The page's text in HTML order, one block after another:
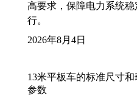
高要求，保障电力系统稳
行。
2026年8月4日
13米平板车的标准尺寸和
参数